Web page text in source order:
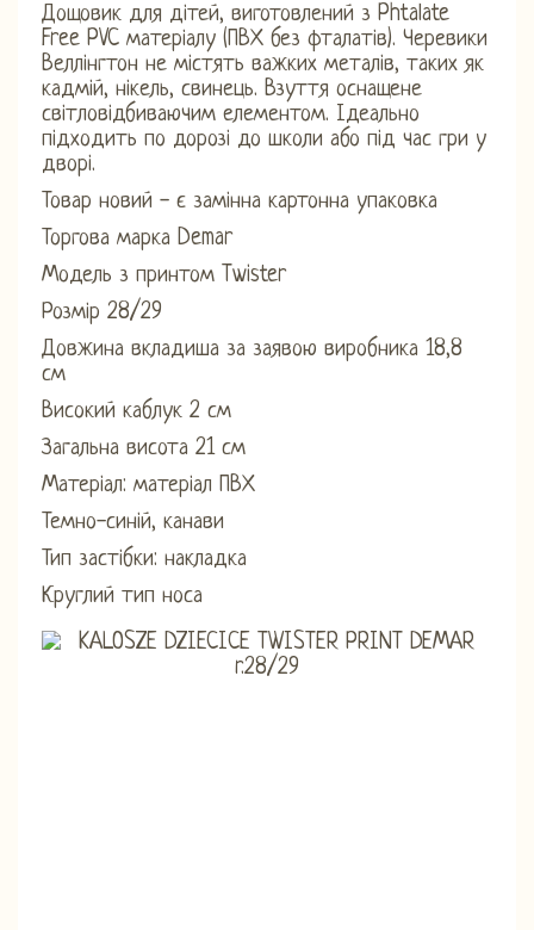
Дощовик для дітей, виготовлений з Phtalate
Free PVC матеріалу (ПВХ без фталатів). Черевики
Веллінгтон не містять важких металів, таких як
кадмій, нікель, свинець. Взуття оснащене
світловідбиваючим елементом. Ідеально
підходить по дорозі до школи або під час гри у
дворі.
Товар новий - є замінна картонна упаковка
Торгова марка Demar
Модель з принтом Twister
Розмір 28/29
Довжина вкладиша за заявою виробника 18,8
см
Високий каблук 2 см
Загальна висота 21 см
Матеріал: матеріал ПВХ
Темно-синій, канави
Тип застібки: накладка
Круглий тип носа